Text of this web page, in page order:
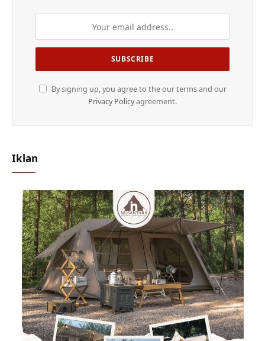
By signing up, you agree to the our terms and our
Privacy Policyagreement.
Iklan